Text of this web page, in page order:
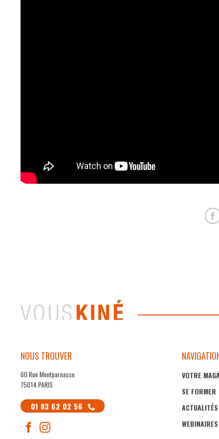
NOUS TROUVER
60 Rue Montparnasse
75014 PARIS
01 83 62 02 56
VOTRE
SE FORMER
ACTUALITÉS
WEBINAIRES